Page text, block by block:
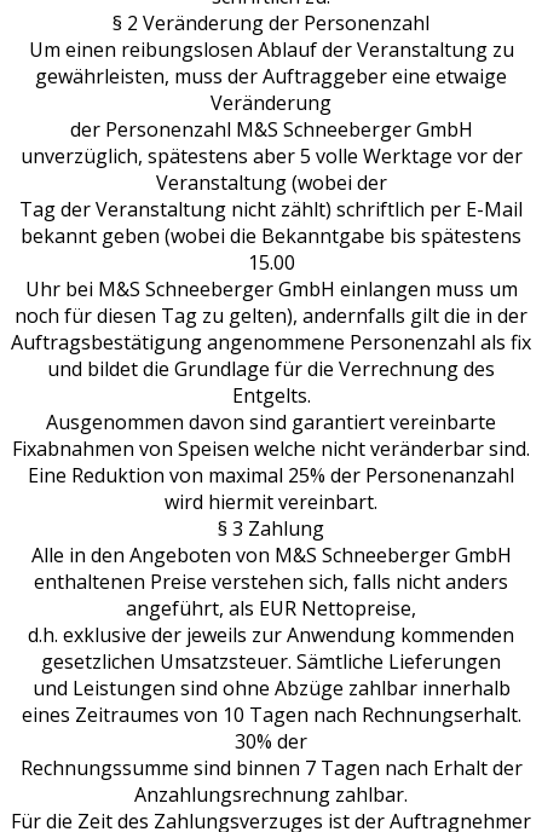
§ 2 Veränderung der Personenzahl
Um einen reibungslosen Ablauf der Veranstaltung zu
gewährleisten, muss der Auftraggeber eine etwaige
Veränderung
der Personenzahl M&S Schneeberger GmbH
unverzüglich, spätestens aber 5 volle Werktage vor der
Veranstaltung (wobei der
Tag der Veranstaltung nicht zählt) schriftlich per E-Mail
bekannt geben (wobei die Bekanntgabe bis spätestens
15.00
Uhr bei M&S Schneeberger GmbH einlangen muss um
noch für diesen Tag zu gelten), andernfalls gilt die in der
Auftragsbestätigung angenommene Personenzahl als fix
und bildet die Grundlage für die Verrechnung des
Entgelts.
Ausgenommen davon sind garantiert vereinbarte
Fixabnahmen von Speisen welche nicht veränderbar sind.
Eine Reduktion von maximal 25% der Personenanzahl
wird hiermit vereinbart.
§ 3 Zahlung
Alle in den Angeboten von M&S Schneeberger GmbH
enthaltenen Preise verstehen sich, falls nicht anders
angeführt, als EUR Nettopreise,
d.h. exklusive der jeweils zur Anwendung kommenden
gesetzlichen Umsatzsteuer. Sämtliche Lieferungen
und Leistungen sind ohne Abzüge zahlbar innerhalb
eines Zeitraumes von 10 Tagen nach Rechnungserhalt.
30% der
Rechnungssumme sind binnen 7 Tagen nach Erhalt der
Anzahlungsrechnung zahlbar.
Für die Zeit des Zahlungsverzuges ist der Auftragnehmer